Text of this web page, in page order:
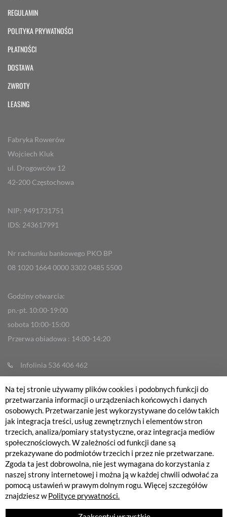
REGULAMIN
POLITYKA PRYWATNOŚCI
PŁATNOŚCI
DOSTAWA
ZWROTY
LEASING
Fabryka Rowerów
Wojciech Kluk
ul. Drogowców 12
42-200 Częstochowa
NIP: 9491731751
IDS: 243617991
Nr rachunku bankowego PKO BP
08 1020 1664 0000 3302 0485 5500
Godziny otwarcia:
pn.-pt. 10:00-19:00
sobota 10:00-15:00
Przerwa obiadowa : 14:00-14:20
Infolinia 536 406 462
Reklamacje
sklep@fabrykarowerow.com
Serwis 505 700 393
serwis@fabrykarowerow.com
Bikefitting 451 159 109
fitting@fabrykarowerow.com
Na tej stronie używamy plików cookies i podobnych funkcji do
przetwarzania informacji o urządzeniach końcowych i danych
osobowych. Przetwarzanie jest wykorzystywane do celów takich
jak integracja treści, usług zewnętrznych i elementów stron
trzecich, analiza/pomiary statystyczne, oraz integracja mediów
społecznościowych. W zależności od funkcji dane są
przekazywane do podmiotów trzecich i przez nie przetwarzane.
Zgoda ta jest dobrowolna, nie jest wymagana do korzystania z
naszej strony internetowej i można ją w każdej chwili odwołać za
pomocą ustawień w prawym dolnym rogu. Więcej szczegółów
znajdziesz wPolityce prywatności.